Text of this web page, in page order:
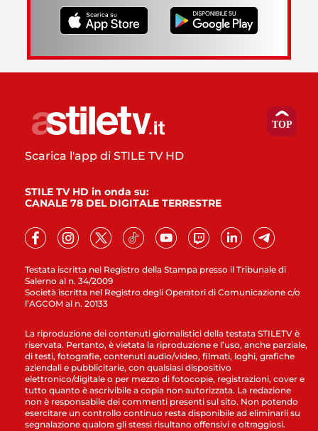
Testata iscritta nel Registro della Stampa presso il Tribunale di
Salerno al n. 34/2009
Società iscritta nel Registro degli Operatori di Comunicazione c/o
l’AGCOM al n. 20133
Scarica l'app di STILE TV HD
STILE TV HD in onda su:
CANALE 78 DEL DIGITALE TERRESTRE
La riproduzione dei contenuti giornalistici della testata STILETV è
riservata. Pertanto, è vietata la riproduzione e l’uso, anche parziale,
di testi, fotografie, contenuti audio/video, filmati, loghi, grafiche
aziendali e pubblicitarie, con qualsiasi dispositivo
elettronico/digitale o per mezzo di fotocopie, registrazioni, cover e
tutto quanto è ascrivibile a copia non autorizzata. La redazione
non è responsabile dei commenti presenti sul sito. Non potendo
esercitare un controllo continuo resta disponibile ad eliminarli su
segnalazione qualora gli stessi risultano offensivi e oltraggiosi.